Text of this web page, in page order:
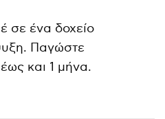
σε ένα δοχείο
Παγώστε
και 1 μήνα.